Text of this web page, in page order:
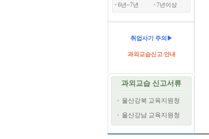
6년~7년
7년이상
취업사기 주의▶
과외교습신고 안내
과외교습 신고서류
울산강북 교육지원청
울산강남 교육지원청